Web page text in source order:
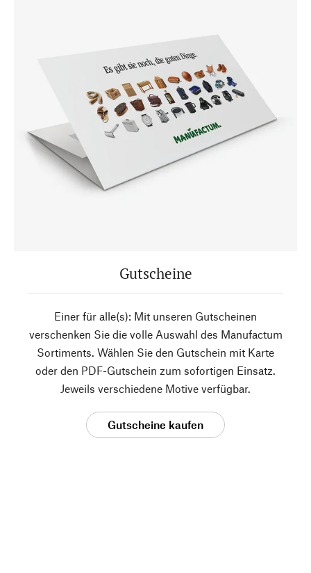
Gutscheine
Einer für alle(s): Mit unseren Gutscheinen
verschenken Sie die volle Auswahl des Manufactum
Sortiments. Wählen Sie den Gutschein mit Karte
oder den PDF-Gutschein zum sofortigen Einsatz.
Jeweils verschiedene Motive verfügbar.
Gutscheine kaufen